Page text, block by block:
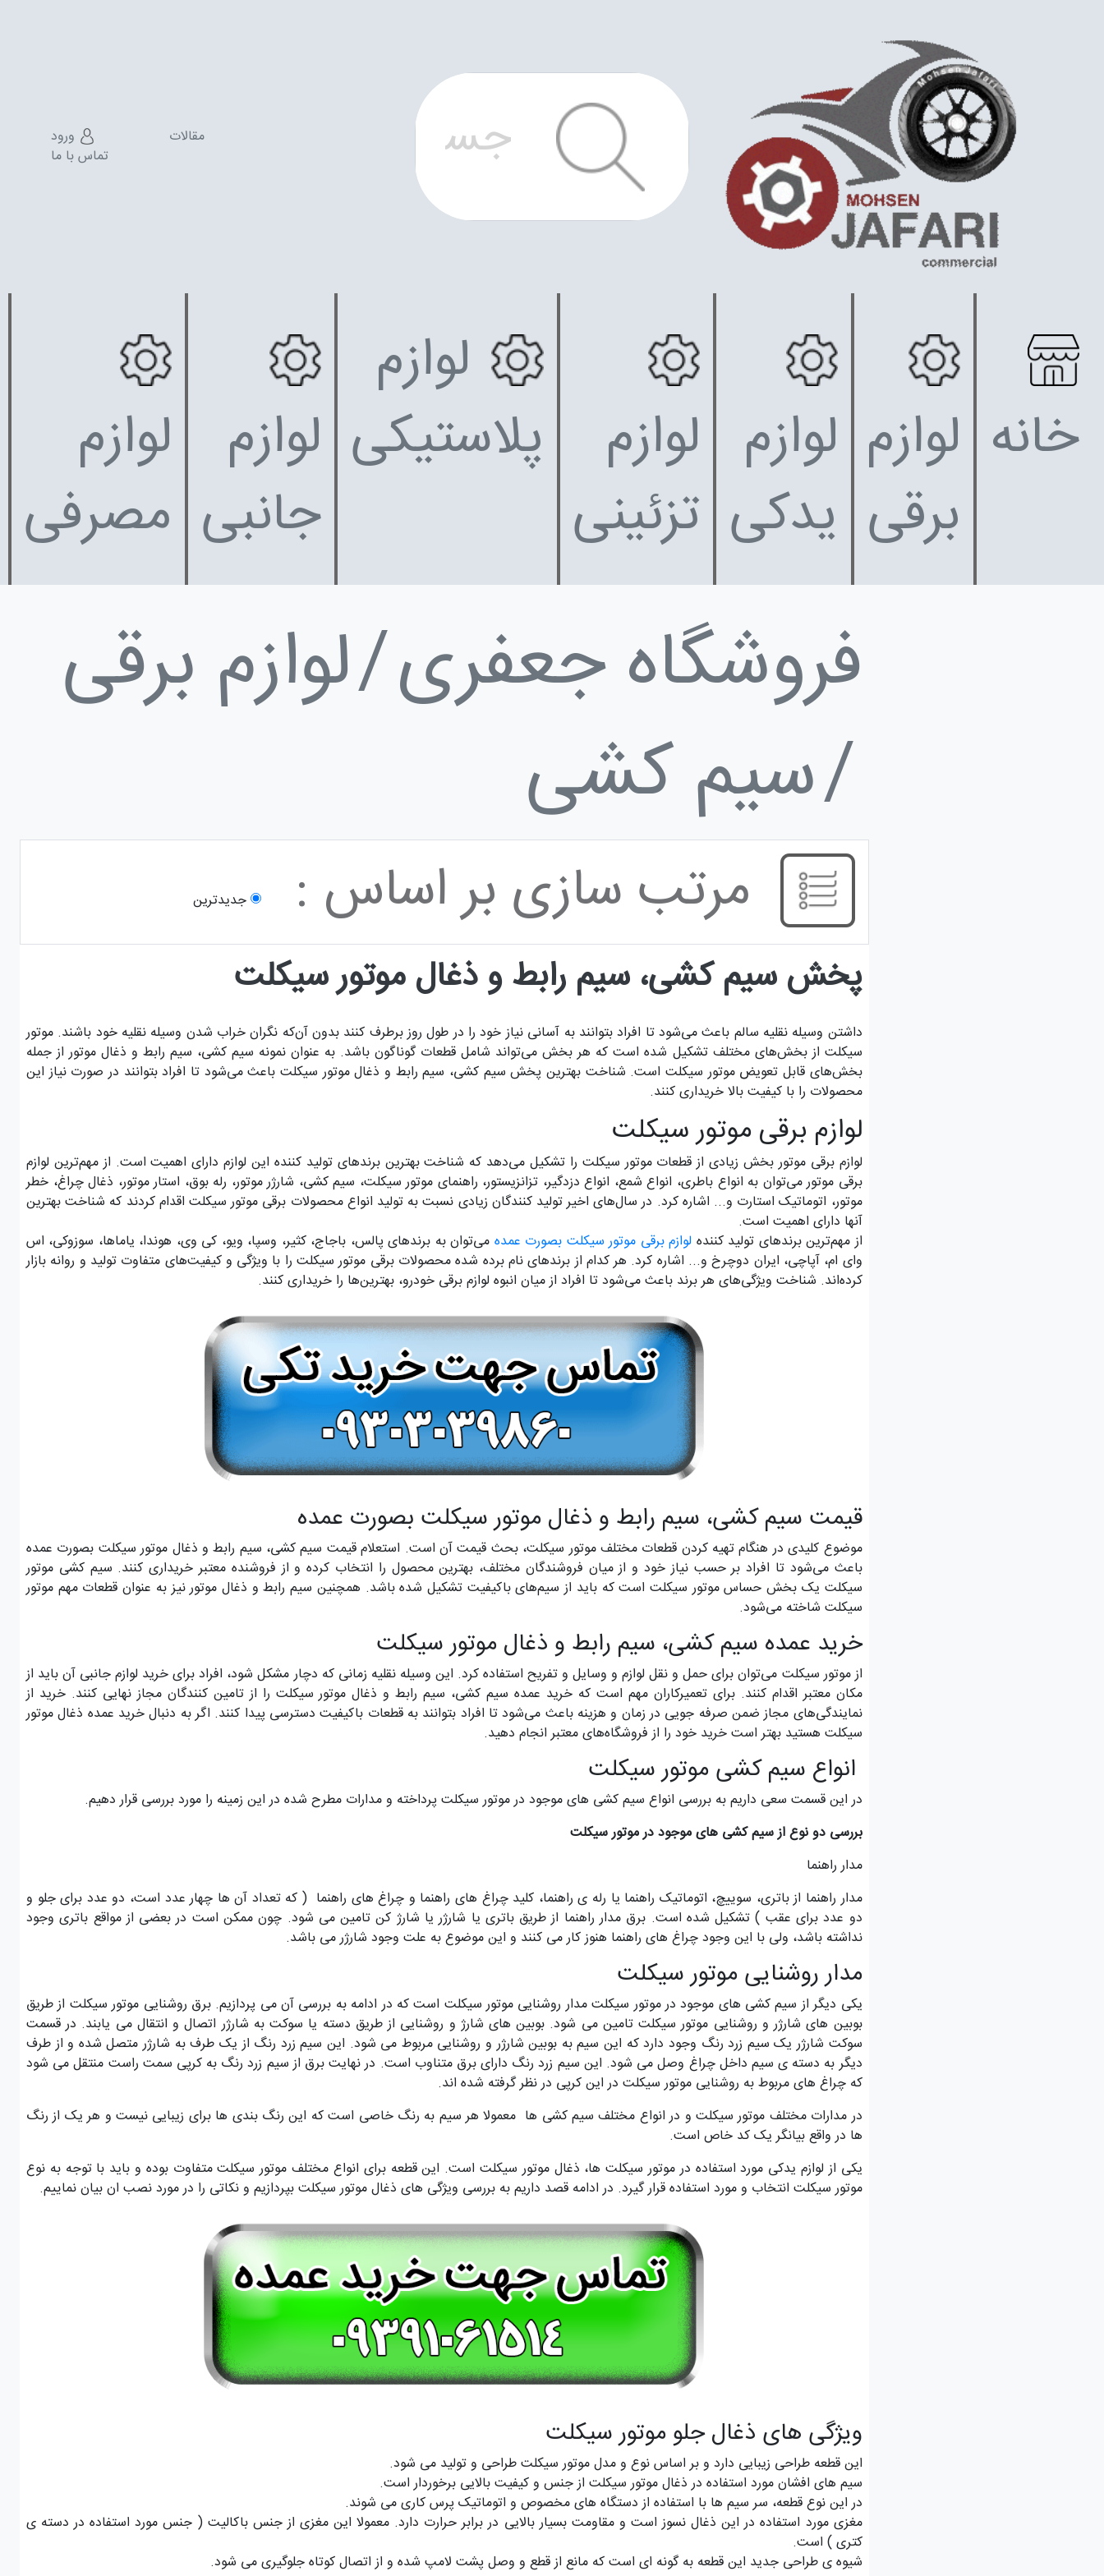
ورود
مقالات
تماس با ما
خانه لوازم
برقی
لوازم
یدکی
لوازم
تزئینی
لوازم
پلاستیکی لوازم
جانبی
لوازم
مصرفی
فروشگاه جعفری لوازم برقی
سیم کشی
مرتب سازی بر اساس : جدیدترین
پخش سیم کشی، سیم رابط و ذغال موتور سیکلت
داشتن وسیله نقلیه سالم باعث می‌شود تا افراد بتوانند به آسانی نیاز خود را در طول روز برطرف کنند بدون آن‌که نگران خراب شدن وسیله نقلیه خود باشند. موتور
سیکلت از بخش‌های مختلف تشکیل شده است که هر بخش می‌تواند شامل قطعات گوناگون باشد. به عنوان نمونه سیم کشی، سیم رابط و ذغال موتور از جمله
بخش‌های قابل تعویض موتور سیکلت است. شناخت بهترین پخش سیم کشی، سیم رابط و ذغال موتور سیکلت باعث می‌شود تا افراد بتوانند در صورت نیاز این
محصولات را با کیفیت بالا خریداری کنند.
لوازم برقی موتور سیکلت
لوازم برقی موتور بخش زیادی از قطعات موتور سیکلت را تشکیل می‌دهد که شناخت بهترین برندهای تولید کننده این لوازم دارای اهمیت است. از مهم‌ترین لوازم
برقی موتور می‌توان به انواع باطری، انواع شمع، انواع دزدگیر، تزانزیستور، راهنمای موتور سیکلت، سیم کشی، شارژر موتور، رله بوق، استار موتور، ذغال چراغ، خطر
موتور، اتوماتیک استارت و... اشاره کرد. در سال‌های اخیر تولید کنندگان زیادی نسبت به تولید انواع محصولات برقی موتور سیکلت اقدام کردند که شناخت بهترین
آنها دارای اهمیت است.
از مهم‌ترین برندهای تولید کننده لوازم برقی موتور سیکلت بصورت عمده می‌توان به برندهای پالس، باجاج، کثیر، وسپا، ویو، کی وی، هوندا، یاماها، سوزوکی، اس
وای ام، آپاچی، ایران دوچرخ و... اشاره کرد. هر کدام از برندهای نام برده شده محصولات برقی موتور سیکلت را با ویژگی‌ و کیفیت‌های متفاوت تولید و روانه بازار
کرده‌اند. شناخت ویژگی‌های هر برند باعث می‌شود تا افراد از میان انبوه لوازم برقی خودرو، بهترین‌ها را خریداری کنند.
قیمت سیم کشی، سیم رابط و ذغال موتور سیکلت بصورت عمده
موضوع کلیدی در هنگام تهیه کردن قطعات مختلف موتور سیکلت، بحث قیمت آن است. استعلام قیمت سیم کشی، سیم رابط و ذغال موتور سیکلت بصورت عمده
باعث می‌شود تا افراد بر حسب نیاز خود و از میان فروشندگان مختلف، بهترین محصول را انتخاب کرده و از فروشنده معتبر خریداری کنند. سیم کشی موتور
سیکلت یک بخش حساس موتور سیکلت است که باید از سیم‌های باکیفیت تشکیل شده باشد. همچنین سیم رابط و ذغال موتور نیز به عنوان قطعات مهم موتور
سیکلت شاخته می‌شود.
خرید عمده سیم کشی، سیم رابط و ذغال موتور سیکلت
از موتور سیکلت می‌توان برای حمل و نقل لوازم و وسایل و تفریح استفاده کرد. این وسیله نقلیه زمانی که دچار مشکل شود، افراد برای خرید لوازم جانبی آن باید از
مکان معتبر اقدام کنند. برای تعمیرکاران مهم است که خرید عمده سیم کشی، سیم رابط و ذغال موتور سیکلت را از تامین کنندگان مجاز نهایی کنند. خرید از
نمایندگی‌های مجاز ضمن صرفه جویی در زمان و هزینه باعث می‌شود تا افراد بتوانند به قطعات باکیفیت دسترسی پیدا کنند. اگر به دنبال خرید عمده ذغال موتور
سیکلت هستید بهتر است خرید خود را از فروشگاه‌های معتبر انجام دهید.
انواع سیم کشی موتور سیکلت
در این قسمت سعی داریم به بررسی انواع سیم کشی های موجود در موتور سیکلت پرداخته و مدارات مطرح شده در این زمینه را مورد بررسی قرار دهیم.
بررسی دو نوع از سیم کشی های موجود در موتور سیکلت
مدار راهنما
مدار راهنما از باتری، سوییچ، اتوماتیک راهنما یا رله ی راهنما، کلید چراغ های راهنما و چراغ های راهنما ( که تعداد آن ها چهار عدد است، دو عدد برای جلو و
دو عدد برای عقب ) تشکیل شده است. برق مدار راهنما از طریق باتری یا شارژر یا شارژ کن تامین می شود. چون ممکن است در بعضی از مواقع باتری وجود
نداشته باشد، ولی با این وجود چراغ های راهنما هنوز کار می کنند و این موضوع به علت وجود شارژر می باشد.
مدار روشنایی موتور سیکلت
یکی دیگر از سیم کشی های موجود در موتور سیکلت مدار روشنایی موتور سیکلت است که در ادامه به بررسی آن می پردازیم. برق روشنایی موتور سیکلت از طریق
بوبین های شارژر و روشنایی موتور سیکلت تامین می شود. بوبین های شارژ و روشنایی از طریق دسته یا سوکت به شارژر اتصال و انتقال می یابند. در قسمت
سوکت شارژر یک سیم زرد رنگ وجود دارد که این سیم به بوبین شارژر و روشنایی مربوط می شود. این سیم زرد رنگ از یک طرف به شارژر متصل شده و از طرف
دیگر به دسته ی سیم داخل چراغ وصل می شود. این سیم زرد رنگ دارای برق متناوب است. در نهایت برق از سیم زرد رنگ به کرپی سمت راست منتقل می شود
که چراغ های مربوط به روشنایی موتور سیکلت در این کرپی در نظر گرفته شده اند.
در مدارات مختلف موتور سیکلت و در انواع مختلف سیم کشی ها معمولا هر سیم به رنگ خاصی است که این رنگ بندی ها برای زیبایی نیست و هر یک از رنگ
ها در واقع بیانگر یک کد خاص است.
یکی از لوازم یدکی مورد استفاده در موتور سیکلت ها، ذغال موتور سیکلت است. این قطعه برای انواع مختلف موتور سیکلت متفاوت بوده و باید با توجه به نوع
موتور سیکلت انتخاب و مورد استفاده قرار گیرد. در ادامه قصد داریم به بررسی ویژگی های ذغال موتور سیکلت بپردازیم و نکاتی را در مورد نصب ان بیان نماییم.
ویژگی های ذغال جلو موتور سیکلت
این قطعه طراحی زیبایی دارد و بر اساس نوع و مدل موتور سیکلت طراحی و تولید می شود.
سیم های افشان مورد استفاده در ذغال موتور سیکلت از جنس و کیفیت بالایی برخوردار است.
در این نوع قطعه، سر سیم ها با استفاده از دستگاه های مخصوص و اتوماتیک پرس کاری می شوند.
مغزی مورد استفاده در این ذغال نسوز است و مقاومت بسیار بالایی در برابر حرارت دارد. معمولا این مغزی از جنس باکالیت ( جنس مورد استفاده در دسته ی
کتری ) است.
شیوه ی طراحی جدید این قطعه به گونه ای است که مانع از قطع و وصل پشت لامپ شده و از اتصال کوتاه جلوگیری می شود.